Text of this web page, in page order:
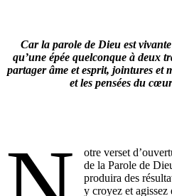
Car la parole de Dieu est
qu’une épée quelconque à deux
partager âme et esprit, jointures et
et les pensées du
otre verset
de la Parole de
produira des
y croyez et agissez